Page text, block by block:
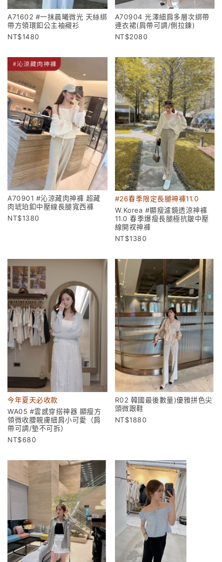
A71602 #一抹晨曦微光 天絲綁
帶方領環釦公主袖襯衫
1480
A70904 光澤細肩多層次綁帶
連衣裙(肩帶可調/側拉鍊)
2080
A70901 #沁涼藏肉神褲 超藏
肉琥珀釦中壓線長腿寬西褲
1380
#26春季限定長腿神褲11.0
W.Korea #顯瘦濾鏡透涼神褲
11.0 春季爆瘦長腿極抗皺中壓
線開衩神褲
1380
今年夏天必收款
WA05 #雲感穿搭神器 顯瘦方
領微收腰親膚細肩小可愛（肩
帶可調/墊不可拆）
680
R02 韓國最後數量)優雅拼色尖
頭微跟鞋
1880